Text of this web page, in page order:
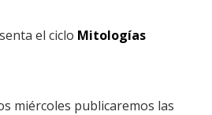
el ciclo Mitologías
miércoles publicaremos las